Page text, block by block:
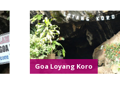
Goa Loyang Koro